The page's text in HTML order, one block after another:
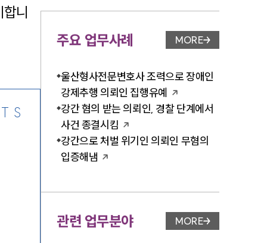
니
주요 업무사례 업무사례 페이지 이
MORE
울산형사전문변호사 조력으로 장애인
강제추행 의뢰인 집행유예
강간 혐의 받는 의뢰인, 경찰 단계에서
사건 종결시킴
강간으로 처벌 위기인 의뢰인 무혐의
입증해냄
관련 업무분야 업무분야 페이지 이
MORE